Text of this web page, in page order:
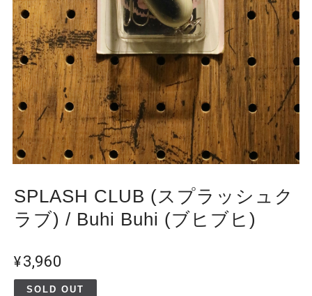
SPLASH CLUB (スプラッシュク
ラブ) / Buhi Buhi (ブヒブヒ)
¥3,960
SOLD OUT